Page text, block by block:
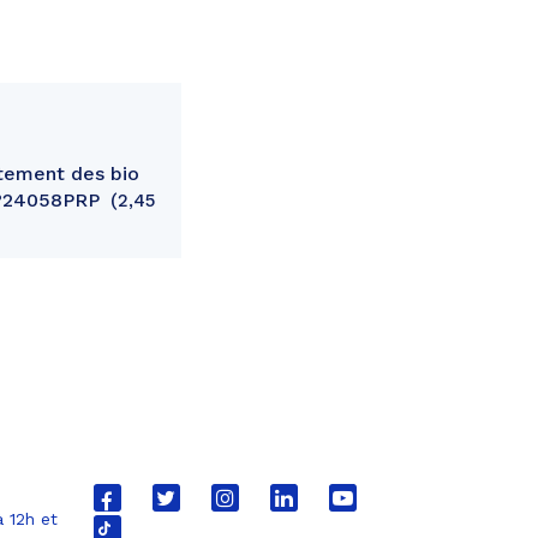
des bio
2,45
12h et
Lien
Lien
Lien
Lien
Lien